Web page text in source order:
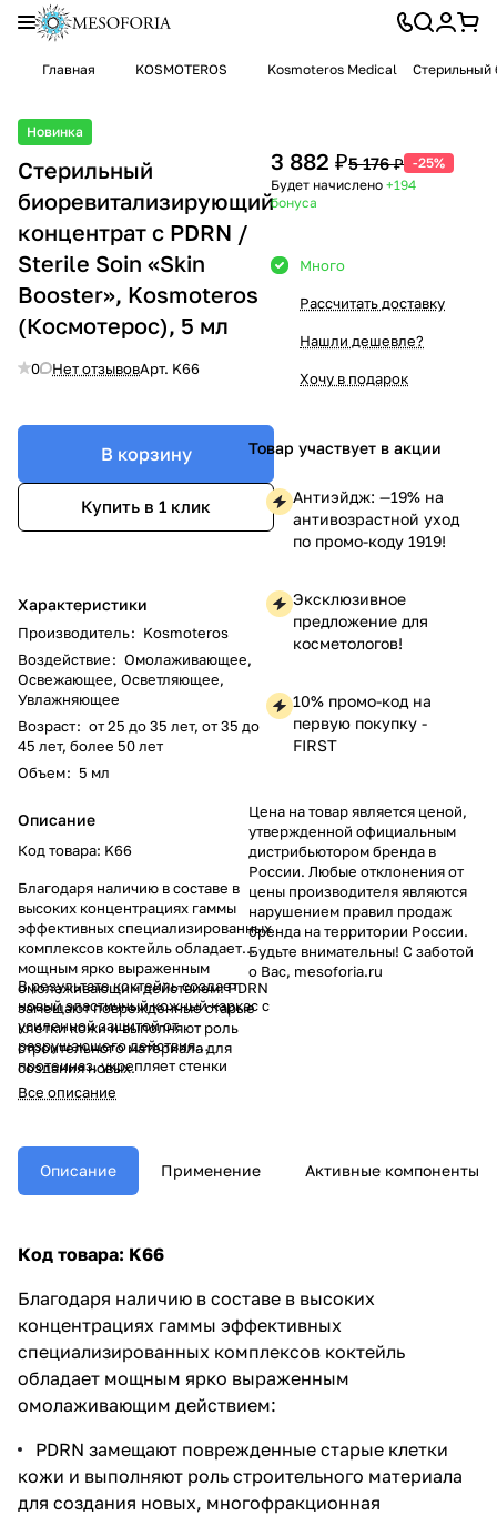
Главная KOSMOTEROS Kosmoteros Medical Стерильный
Новинка
Стерильный
биоревитализирующий
концентрат с PDRN /
Sterile Soin «Skin
Booster», Kosmoteros
(Космотерос), 5 мл
0 Нет отзывовАрт. K66
В корзину
Купить в 1 клик
Характеристики
Производитель: Kosmoteros
Воздействие: Омолаживающее,
Освежающее, Осветляющее,
Увлажняющее
Возраст: от 25 до 35 лет, от 35 до
45 лет, более 50 лет
Объем: 5 мл
Описание
Код товара: K66
Благодаря наличию в составе в
высоких концентрациях гаммы
эффективных специализированных
комплексов коктейль обладает
мощным ярко выраженным
омолаживающим действием: PDRN
замещают поврежденные старые
клетки кожи и выполняют роль
строительного материала для
создания новых,
многофракционная гиалуроновая
увлажнение кожи и защиту от
трансэпидермальной потери воды,
совместно с петидами комплекса
волокон коллагена 1-го, 2-го и 4-го
типов и других элементов
В результате коктейль создает
новый эластичный кожный каркас с
усиленной защитой от
разрушающего действия
протеиназ, укрепляет стенки
капилляров, снимает воспаления,
осветляет и выравнивает кожу,
Все описание
3 882 ₽5 176 ₽ -25%
Будет начислено +194
бонуса
Много
Рассчитать доставку
Нашли дешевле?
Хочу в подарок
Товар участвует в акции
Антиэйдж: —19% на
антивозрастной уход
по промо-коду 1919!
Эксклюзивное
предложение для
косметологов!
10% промо-код на
первую покупку -
FIRST
Цена на товар является ценой,
утвержденной официальным
дистрибьютором бренда в
России. Любые отклонения от
цены производителя являются
нарушением правил продаж
бренда на территории России.
Будьте внимательны! С заботой
о Вас, mesoforia.ru
Описание Применение Активные компоненты
Код товара: K66
Благодаря наличию в составе в высоких
концентрациях гаммы эффективных
специализированных комплексов коктейль
обладает мощным ярко выраженным
омолаживающим действием:
PDRN замещают поврежденные старые клетки
кожи и выполняют роль строительного материала
для создания новых, многофракционная